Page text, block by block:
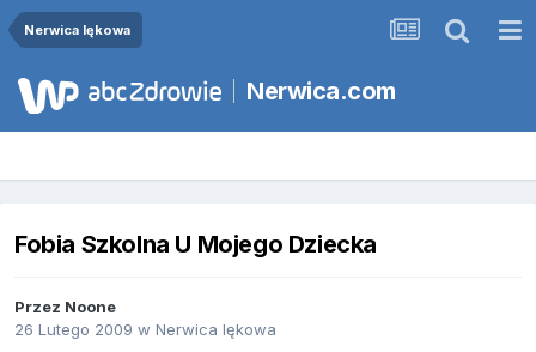
Nerwica lękowa
Nerwica.com
Fobia Szkolna U Mojego Dziecka
Przez Noone
26 Lutego 2009 w Nerwica lękowa